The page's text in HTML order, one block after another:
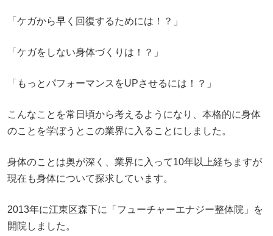
「ケガから早く回復するためには！？」
「ケガをしない身体づくりは！？」
「もっとパフォーマンスをUPさせるには！？」
こんなことを常日頃から考えるようになり、本格的に身体
のことを学ぼうとこの業界に入ることにしました。
身体のことは奥が深く、業界に入って10年以上経ちますが
現在も身体について探求しています。
2013年に江東区森下に「フューチャーエナジー整体院」を
開院しました。